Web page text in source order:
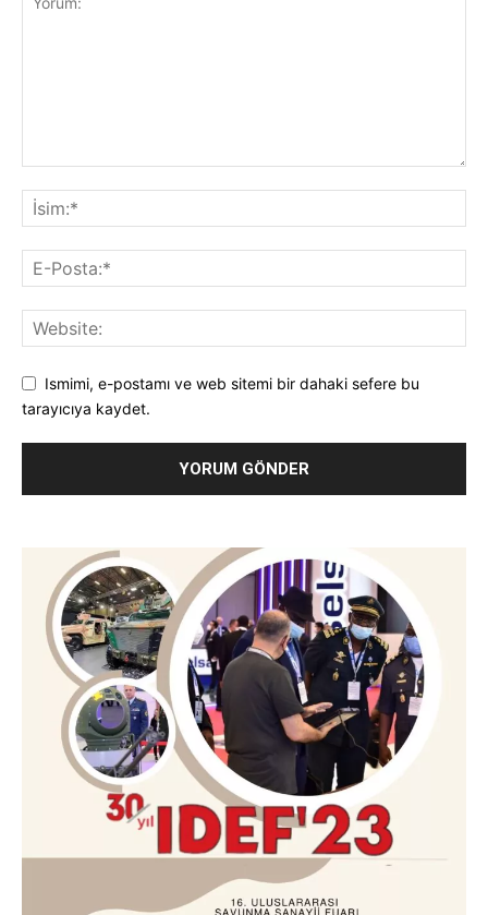
Ismimi, e-postamı ve web sitemi bir dahaki sefere bu
tarayıcıya kaydet.